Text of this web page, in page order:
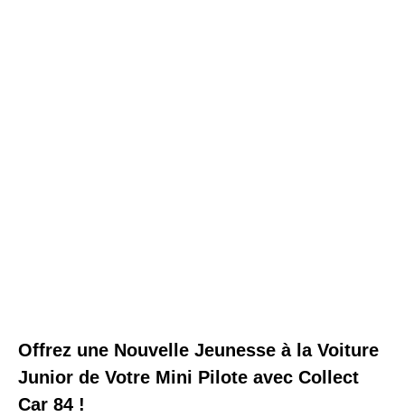
Offrez une Nouvelle Jeunesse à la Voiture
Junior de Votre Mini Pilote avec Collect
Car 84 !